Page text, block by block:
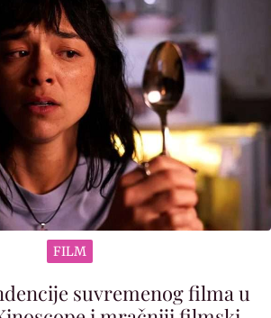
FILM
suvremenog filma u